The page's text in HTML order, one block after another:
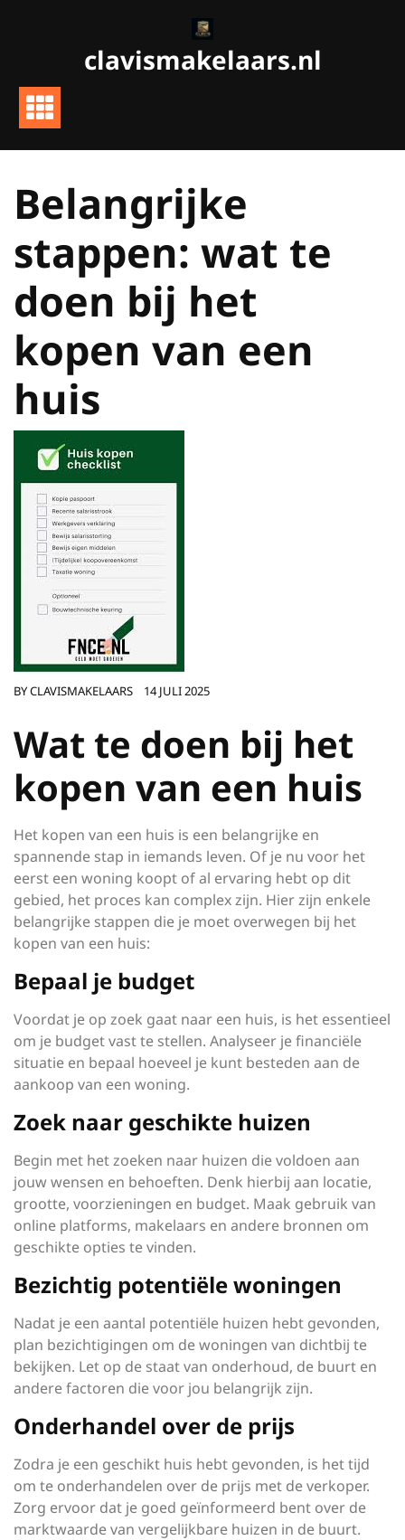
clavismakelaars.nl
Belangrijke
stappen: wat te
doen bij het
kopen van een
huis
BYCLAVISMAKELAARS 14 JULI 2025
Wat te doen bij het
kopen van een huis
Het kopen van een huis is een belangrijke en
spannende stap in iemands leven. Of je nu voor het
eerst een woning koopt of al ervaring hebt op dit
gebied, het proces kan complex zijn. Hier zijn enkele
belangrijke stappen die je moet overwegen bij het
kopen van een huis:
Bepaal je budget
Voordat je op zoek gaat naar een huis, is het essentieel
om je budget vast te stellen. Analyseer je financiële
situatie en bepaal hoeveel je kunt besteden aan de
aankoop van een woning.
Zoek naar geschikte huizen
Begin met het zoeken naar huizen die voldoen aan
jouw wensen en behoeften. Denk hierbij aan locatie,
grootte, voorzieningen en budget. Maak gebruik van
online platforms, makelaars en andere bronnen om
geschikte opties te vinden.
Bezichtig potentiële woningen
Nadat je een aantal potentiële huizen hebt gevonden,
plan bezichtigingen om de woningen van dichtbij te
bekijken. Let op de staat van onderhoud, de buurt en
andere factoren die voor jou belangrijk zijn.
Onderhandel over de prijs
Zodra je een geschikt huis hebt gevonden, is het tijd
om te onderhandelen over de prijs met de verkoper.
Zorg ervoor dat je goed geïnformeerd bent over de
marktwaarde van vergelijkbare huizen in de buurt.